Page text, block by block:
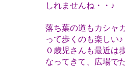
しれませんね・・♪
落ち葉の道もカシャ
って歩くのも楽しい♪
０歳児さんも最近は
なってきて、広場で